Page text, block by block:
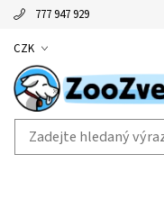
777 947 929
CZK